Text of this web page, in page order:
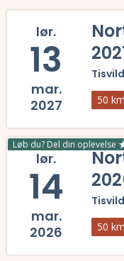
lør.
13
mar.
2027
50 km
Løb du? Del din oplevelse
lør.
14
mar.
2026
50 km